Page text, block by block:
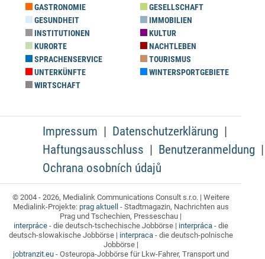
GASTRONOMIE
GESELLSCHAFT
GESUNDHEIT
IMMOBILIEN
INSTITUTIONEN
KULTUR
KURORTE
NACHTLEBEN
SPRACHENSERVICE
TOURISMUS
UNTERKÜNFTE
WINTERSPORTGEBIETE
WIRTSCHAFT
Impressum
Datenschutzerklärung
Haftungsausschluss
Benutzeranmeldung
Ochrana osobních údajů
© 2004 - 2026, Medialink Communications Consult s.r.o. | Weitere
Medialink-Projekte: prag aktuell - Stadtmagazin, Nachrichten aus
Prag und Tschechien, Presseschau |
interpráce- die deutsch-tschechische Jobbörse | interpráca- die
deutsch-slowakische Jobbörse | interpraca- die deutsch-polnische
Jobbörse |
jobtranzit.eu- Osteuropa-Jobbörse für Lkw-Fahrer, Transport und